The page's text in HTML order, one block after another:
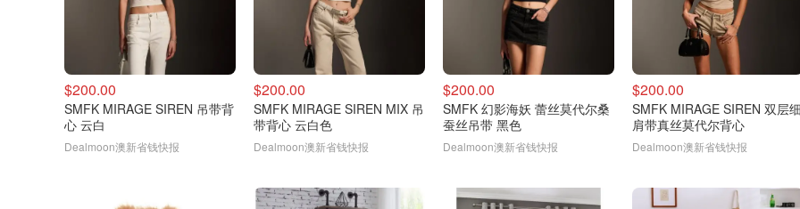
$200.00
SMFK MIRAGE SIREN 吊带背
心 云白
Dealmoon澳新省钱快报
$200.00
SMFK MIRAGE SIREN MIX 吊
带背心 云白色
Dealmoon澳新省钱快报
$200.00
SMFK 幻影海妖 蕾丝莫代尔桑
蚕丝吊带 黑色
Dealmoon澳新省钱快报
$200.00
SMFK MIRAGE SIREN 双层
肩带真丝莫代尔背心
Dealmoon澳新省钱快报